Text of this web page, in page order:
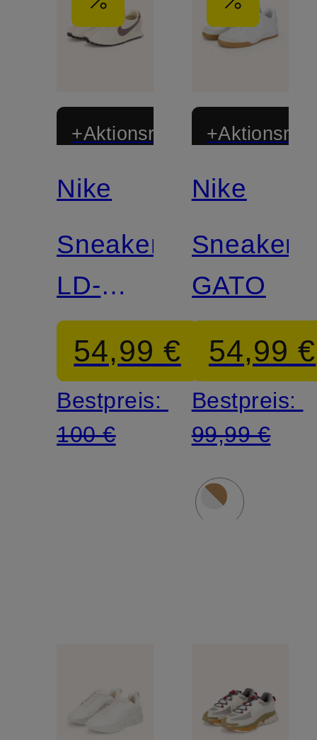
+Aktionsrabatt
Nike
Sneaker
LD-
1000
PRM
54,99 €
Bestpreis:
100 €
Nike
Sneaker
GATO
54,99 €
Bestpreis:
99,99 €